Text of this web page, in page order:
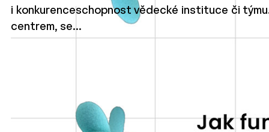
i konkurenceschopnost vědecké instituce či
centrem, se…